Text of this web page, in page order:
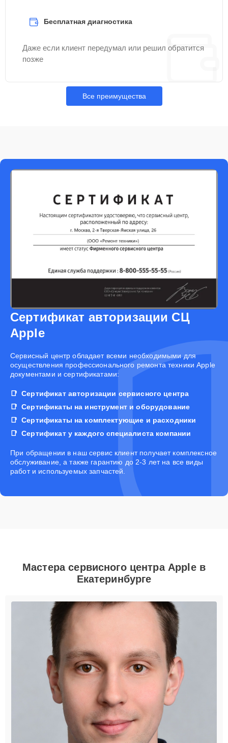
Бесплатная диагностика
Даже если клиент передумал или решил обратится
позже
Все преимущества
Сертификат авторизации СЦ
Apple
Cервисный центр обладает всеми необходимыми для
осуществления профессионального ремонта техники Apple
документами и сертификатами:
Сертификат авторизации сервисного центра
Сертификаты на инструмент и оборудование
Сертификаты на комплектующие и расходники
Сертификат у каждого специалиста компании
При обращении в наш сервис клиент получает комплексное
обслуживание, а также гарантию до 2-3 лет на все виды
работ и используемых запчастей.
Мастера сервисного центра Apple в
Екатеринбурге